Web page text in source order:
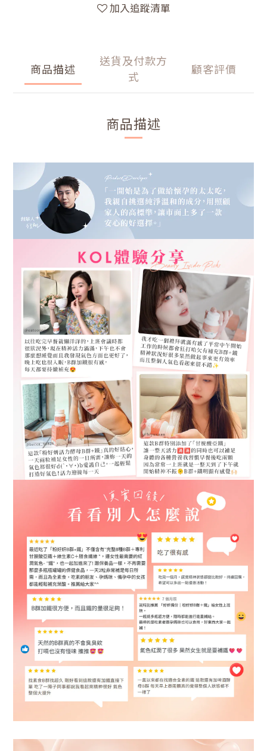
加入追蹤清單
商品描述
送貨及付款方
式
顧客評價
商品描述